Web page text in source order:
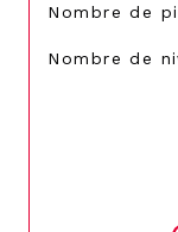
Nombre de
Nombre de